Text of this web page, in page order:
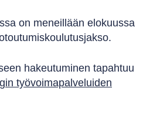
on meneillään elokuussa
hakeutuminen tapahtuu
työvoimapalveluiden